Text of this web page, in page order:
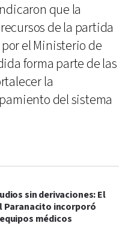
que la
de la partida
el Ministerio de
forma parte de las
la
del sistema
sin derivaciones: El
Paranacito incorporó
médicos